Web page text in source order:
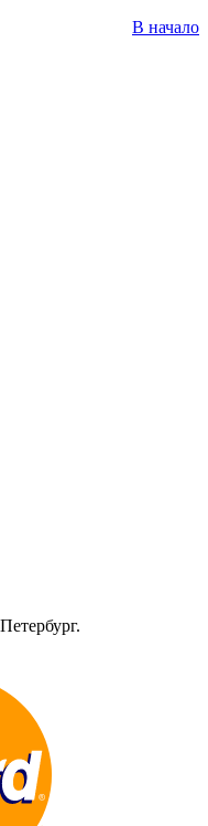
В начало